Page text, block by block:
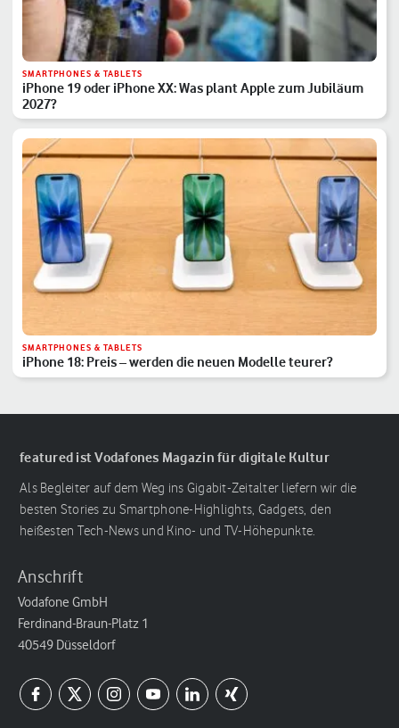
SMARTPHONES & TABLETS
iPhone 19 oder iPhone XX: Was plant Apple zum Jubiläum
2027?
SMARTPHONES & TABLETS
iPhone 18: Preis – werden die neuen Modelle teurer?
featured ist Vodafones Magazin für digitale Kultur
Als Begleiter auf dem Weg ins Gigabit-Zeitalter liefern wir die
besten Stories zu Smartphone-Highlights, Gadgets, den
heißesten Tech-News und Kino- und TV-Höhepunkte.
Anschrift
Vodafone GmbH
Ferdinand-Braun-Platz 1
40549 Düsseldorf